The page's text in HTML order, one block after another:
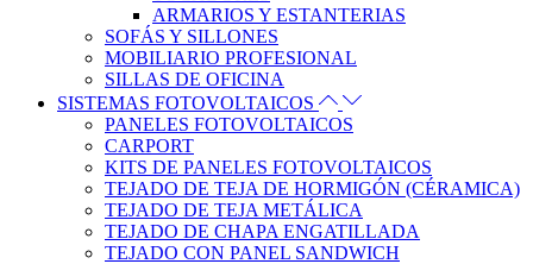
ARMARIOS Y ESTANTERIAS
SOFÁS Y SILLONES
MOBILIARIO PROFESIONAL
SILLAS DE OFICINA
SISTEMAS FOTOVOLTAICOS
PANELES FOTOVOLTAICOS
CARPORT
KITS DE PANELES FOTOVOLTAICOS
TEJADO DE TEJA DE HORMIGÓN (CÉRAMICA)
TEJADO DE TEJA METÁLICA
TEJADO DE CHAPA ENGATILLADA
TEJADO CON PANEL SANDWICH